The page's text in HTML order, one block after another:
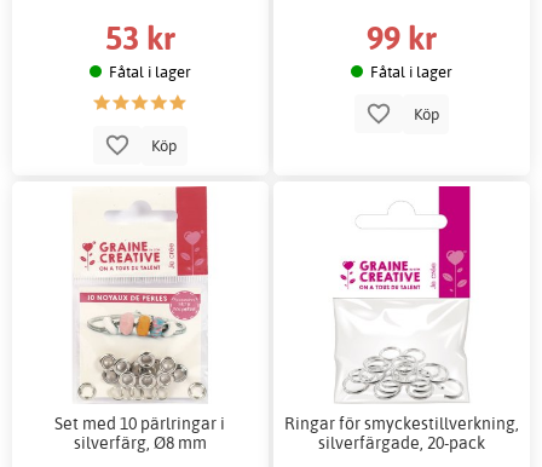
53 kr
Fåtal i lager
Köp
99 kr
Fåtal i lager
Köp
Set med 10 pärlringar i
silverfärg, Ø8 mm
Ringar för smyckestillverkning,
silverfärgade, 20-pack